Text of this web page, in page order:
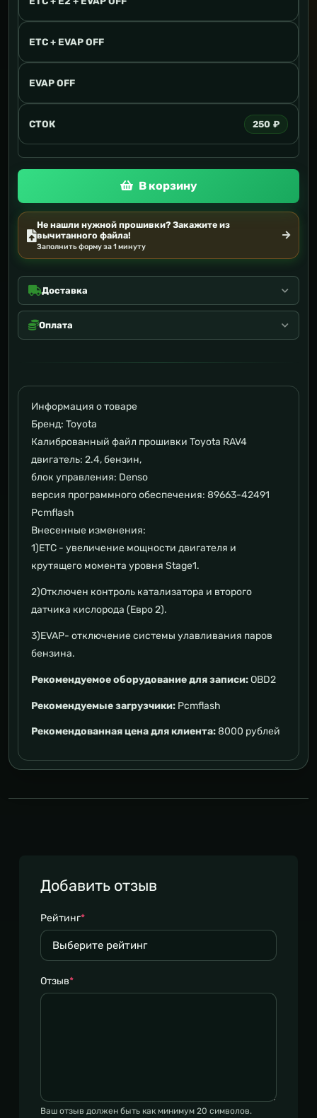
ETC + EVAP OFF
EVAP OFF
СТОК 250 ₽
В корзину
Не нашли нужной прошивки? Закажите из
вычитанного файла!
Заполнить форму за 1 минуту
Доставка
Оплата
Информация о товаре
Бренд: Toyota
Калиброванный файл прошивки Toyota RAV4
двигатель: 2.4, бензин,
блок управления: Denso
версия программного обеспечения: 89663-42491
Pcmflash
Внесенные изменения:
1)ETC - увеличение мощности двигателя и
крутящего момента уровня Stage1.
2)Отключен контроль катализатора и второго
датчика кислорода (Евро 2).
3)EVAP- отключение системы улавливания паров
бензина.
Рекомендуемое оборудование для записи:OBD2
Рекомендуемые загрузчики: Pcmflash
Рекомендованная цена для клиента:8000 рублей
Добавить отзыв
Рейтинг*
Отзыв*
Ваш отзыв должен быть как минимум 20 символов.